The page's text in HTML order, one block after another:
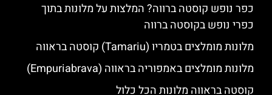
כפר נופש קוסטה ברווה? המלצות על מלונות בתוך
כפרי נופש בקוסטה ברווה
מלונות מומלצים בטמריו (Tamariu) קוסטה בראווה
מלונות מומלצים באמפוריה בראווה (Empuriabrava)
קוסטה בראווה מלונות הכל כלול